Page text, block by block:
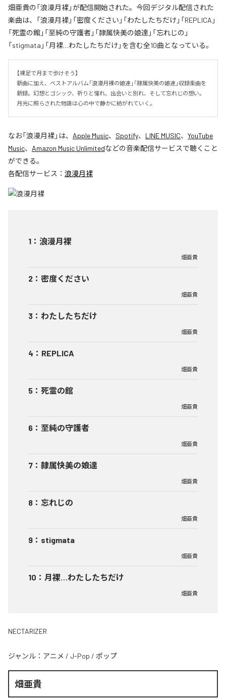
畑亜貴の「浪漫月裸」が配信開始された。今回デジタル配信された
楽曲は、「浪漫月裸」「密度ください」「わたしたちだけ」「REPLICA」
「死霊の館」「至純の守護者」「隷属快美の娘達」「忘れじの」
「stigmata」「月裸…わたしたちだけ」を含む全10曲となっている。
【裸足で月まで歩けそう】
新曲に加え、ベストアルバム「浪漫月裸の娘達」「隷属快美の娘達」収録楽曲を
新録。幻想とゴシック、祈りと憧れ、出会いと別れ、そして忘れじの想い。
月光に照らされた物語は心の中で静かに紡がれていく。
なお「浪漫月裸」は、 Apple Music、 Spotify、 LINE MUSIC、 YouTube
Music、 Amazon Music Unlimitedなどの音楽配信サービスで聴くこと
ができる。
各配信サービス： 浪漫月裸
1 ： 浪漫月裸
畑亜貴
2 ： 密度ください
畑亜貴
3 ： わたしたちだけ
畑亜貴
4 ： REPLICA
畑亜貴
5 ： 死霊の館
畑亜貴
6 ： 至純の守護者
畑亜貴
7 ： 隷属快美の娘達
畑亜貴
8 ： 忘れじの
畑亜貴
9 ： stigmata
畑亜貴
10 ： 月裸…わたしたちだけ
畑亜貴
NECTARIZER
ジャンル： アニメ / J-Pop / ポップ
畑亜貴